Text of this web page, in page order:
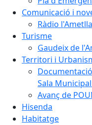
Comunicació i
Ràdio l'Ametlla
Turisme
Gaudeix de
Territori i
Sala
Avanç de
Hisenda
Habitatge